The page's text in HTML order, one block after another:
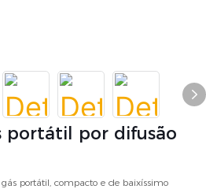
portátil por difusão
portátil, compacto e de baixíssimo